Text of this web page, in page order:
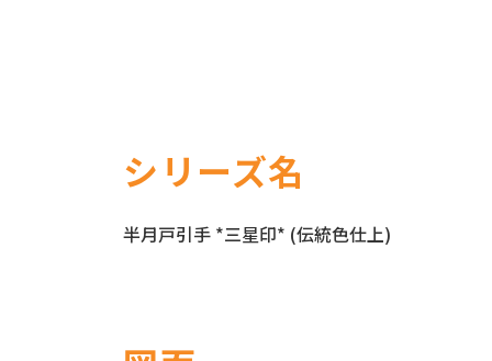
シリーズ名
半月戸引手 *三星印* (伝統色仕上)